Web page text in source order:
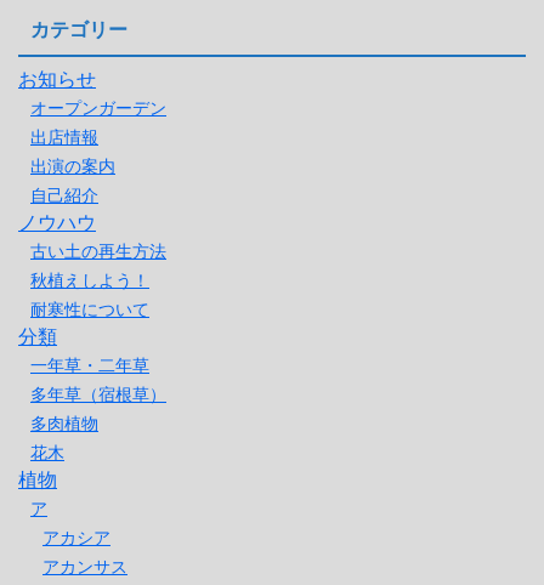
カテゴリー
お知らせ
オープンガーデン
出店情報
出演の案内
自己紹介
ノウハウ
古い土の再生方法
秋植えしよう！
耐寒性について
分類
一年草・二年草
多年草（宿根草）
多肉植物
花木
植物
ア
アカシア
アカンサス